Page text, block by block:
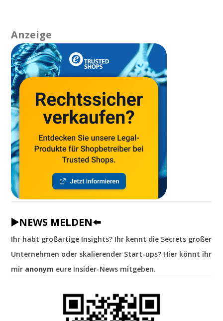
Anzeige
▶️NEWS MELDEN⬅️
Ihr habt großartige Insights? Ihr kennt die Secrets großer
Unternehmen oder skalierender Start-ups? Hier könnt ihr
mir anonym eure Insider-News mitgeben.